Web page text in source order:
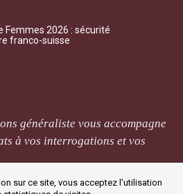
Femmes 2026 : sécurité
franco-suisse
généraliste vous accompagne
à vos interrogations et vos
sur ce site, vous acceptez l'utilisation